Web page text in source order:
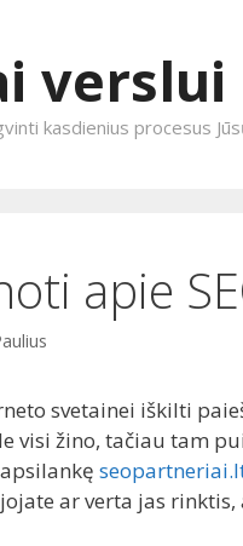
verslui
kasdienius procesus
apie
svetainei iškilti
visi žino, tačiau tam
ar verta jas rinktis,